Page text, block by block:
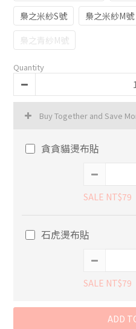
梟之米紗S號
梟之米紗M號
梟之青紗M號
Quantity
Buy Together and Save
貪貪貓燙布貼
SALE NT$79
石虎燙布貼
SALE NT$79
ADD